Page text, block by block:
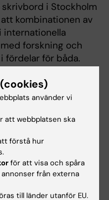
i Stockholm
kombinationen av
internationella
forskning och
fördelar för båda.
kliniskt, jag arbetar i
tar in det jag ser
och det
Samtidigt, när
använder jag mina
arbete i hur jag
haft tur i det att
har sett fördelarna i
använder vi
att webbplatsen ska
förstå hur
för att visa och spåra
från externa
till länder utanför EU.